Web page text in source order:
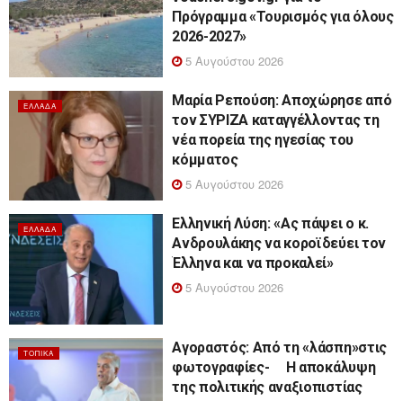
Πρόγραμμα «Τουρισμός για όλους
2026-2027»
5 Αυγούστου 2026
ΕΛΛΆΔΑ
Μαρία Ρεπούση: Αποχώρησε από
τον ΣΥΡΙΖΑ καταγγέλλοντας τη
νέα πορεία της ηγεσίας του
κόμματος
5 Αυγούστου 2026
ΕΛΛΆΔΑ
Ελληνική Λύση: «Ας πάψει ο κ.
Ανδρουλάκης να κοροϊδεύει τον
Έλληνα και να προκαλεί»
5 Αυγούστου 2026
ΤΟΠΙΚΆ
Αγοραστός: Από τη «λάσπη»στις
φωτογραφίες- Η αποκάλυψη
της πολιτικής αναξιοπιστίας